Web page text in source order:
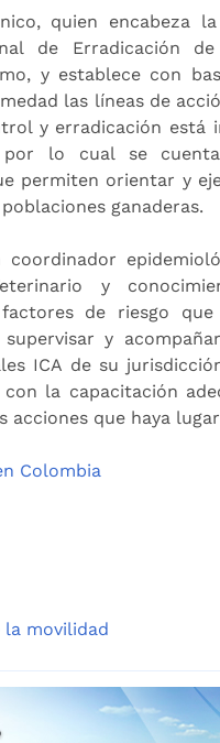
quien encabeza
de Erradicación
y establece con
las líneas de
y erradicación está
lo cual se
permiten orientar y
ganaderas.
y
de riesgo
y
ICA de su
la capacitación
acciones que haya
Colombia
movilidad